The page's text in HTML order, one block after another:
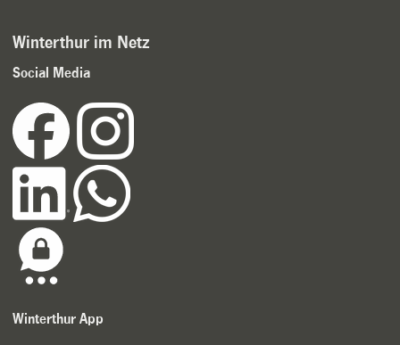
Winterthur im Netz
Social Media
Winterthur App